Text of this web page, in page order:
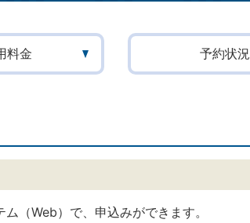
料金 予約状況
（Web）で、申込みができます。